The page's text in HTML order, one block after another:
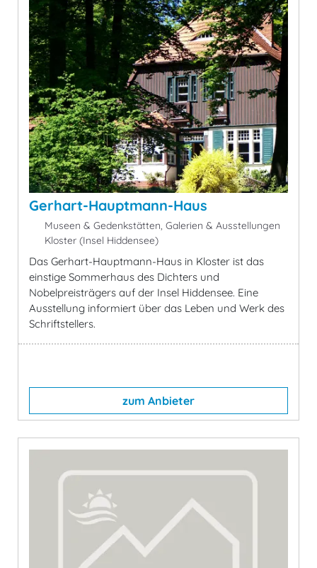
Gerhart-Hauptmann-Haus
Museen & Gedenkstätten, Galerien & Ausstellungen
Kloster (Insel Hiddensee)
Das Gerhart-Hauptmann-Haus in Kloster ist das
einstige Sommerhaus des Dichters und
Nobelpreisträgers auf der Insel Hiddensee. Eine
Ausstellung informiert über das Leben und Werk des
Schriftstellers.
zum Anbieter